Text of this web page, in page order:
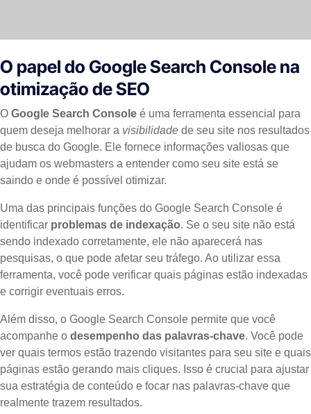
O papel do Google Search Console na
otimização de SEO
O Google Search Console é uma ferramenta essencial para
quem deseja melhorar a visibilidade de seu site nos resultados
de busca do Google. Ele fornece informações valiosas que
ajudam os webmasters a entender como seu site está se
saindo e onde é possível otimizar.
Uma das principais funções do Google Search Console é
identificar problemas de indexação. Se o seu site não está
sendo indexado corretamente, ele não aparecerá nas
pesquisas, o que pode afetar seu tráfego. Ao utilizar essa
ferramenta, você pode verificar quais páginas estão indexadas
e corrigir eventuais erros.
Além disso, o Google Search Console permite que você
acompanhe o desempenho das palavras-chave. Você pode
ver quais termos estão trazendo visitantes para seu site e quais
páginas estão gerando mais cliques. Isso é crucial para ajustar
sua estratégia de conteúdo e focar nas palavras-chave que
realmente trazem resultados.